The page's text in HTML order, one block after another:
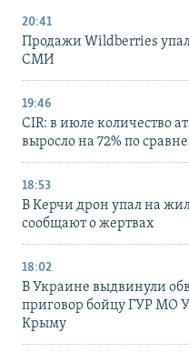
20:41
Продажи Wildberries
СМИ
19:46
CIR: в июле количество
выросло на 72% по
18:53
В Керчи дрон упал на
сообщают о жертвах
18:02
В Украине выдвинули
приговор бойцу ГУР МО
Крыму